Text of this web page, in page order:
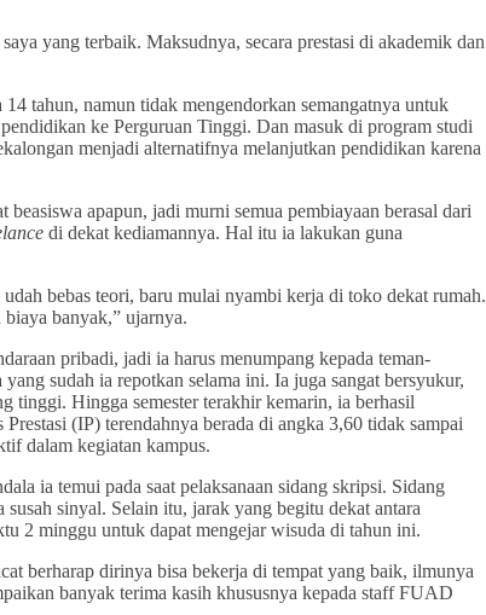
yang terbaik. Maksudnya, secara prestasi di akademik dan
tahun, namun tidak mengendorkan semangatnya untuk
ke Perguruan Tinggi. Dan masuk di program studi
menjadi alternatifnya melanjutkan pendidikan karena
apapun, jadi murni semua pembiayaan berasal dari
di dekat kediamannya. Hal itu ia lakukan guna
bebas teori, baru mulai nyambi kerja di toko dekat rumah.
banyak,” ujarnya.
pribadi, jadi ia harus menumpang kepada teman-
sudah ia repotkan selama ini. Ia juga sangat bersyukur,
tinggi. Hingga semester terakhir kemarin, ia berhasil
(IP) terendahnya berada di angka 3,60 tidak sampai
dalam kegiatan kampus.
ia temui pada saat pelaksanaan sidang skripsi. Sidang
susah sinyal. Selain itu, jarak yang begitu dekat antara
2 minggu untuk dapat mengejar wisuda di tahun ini.
berharap dirinya bisa bekerja di tempat yang baik, ilmunya
banyak terima kasih khususnya kepada staff FUAD